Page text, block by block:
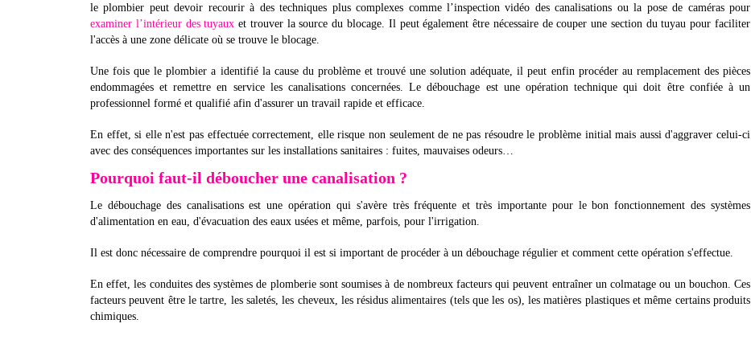
le plombier peut devoir recourir à des techniques plus complexes comme l’inspection vidéo des canalisations ou la pose de caméras pour
examiner l’intérieur des tuyaux et trouver la source du blocage. Il peut également être nécessaire de couper une section du tuyau pour faciliter
l'accès à une zone délicate où se trouve le blocage.
Une fois que le plombier a identifié la cause du problème et trouvé une solution adéquate, il peut enfin procéder au remplacement des pièces
endommagées et remettre en service les canalisations concernées. Le débouchage est une opération technique qui doit être confiée à un
professionnel formé et qualifié afin d'assurer un travail rapide et efficace.
En effet, si elle n'est pas effectuée correctement, elle risque non seulement de ne pas résoudre le problème initial mais aussi d'aggraver celui-ci
avec des conséquences importantes sur les installations sanitaires : fuites, mauvaises odeurs…
Pourquoi faut-il déboucher une canalisation ?
Le débouchage des canalisations est une opération qui s'avère très fréquente et très importante pour le bon fonctionnement des systèmes
d'alimentation en eau, d'évacuation des eaux usées et même, parfois, pour l'irrigation.
Il est donc nécessaire de comprendre pourquoi il est si important de procéder à un débouchage régulier et comment cette opération s'effectue.
En effet, les conduites des systèmes de plomberie sont soumises à de nombreux facteurs qui peuvent entraîner un colmatage ou un bouchon. Ces
facteurs peuvent être le tartre, les saletés, les cheveux, les résidus alimentaires (tels que les os), les matières plastiques et même certains produits
chimiques.